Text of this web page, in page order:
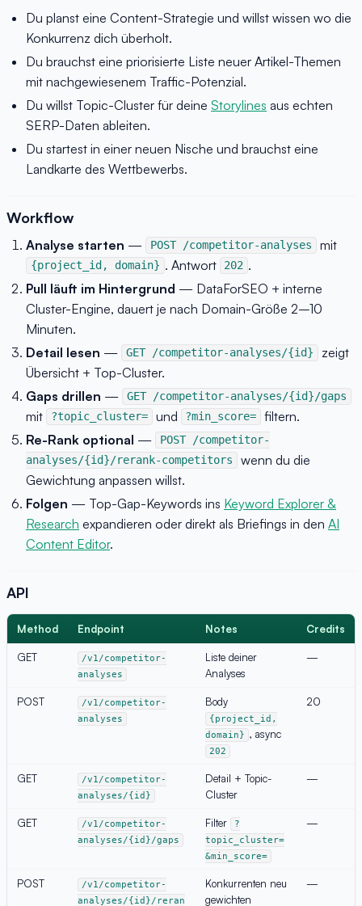
Du planst eine Content-Strategie und willst wissen wo die
Konkurrenz dich überholt.
Du brauchst eine priorisierte Liste neuer Artikel-Themen
mit nachgewiesenem Traffic-Potenzial.
Du willst Topic-Cluster für deine Storylines aus echten
SERP-Daten ableiten.
Du startest in einer neuen Nische und brauchst eine
Landkarte des Wettbewerbs.
Workflow
Analyse starten — POST /competitor-analyses mit
{project_id, domain} . Antwort 202 .
Pull läuft im Hintergrund — DataForSEO + interne
Cluster-Engine, dauert je nach Domain-Größe 2–10
Minuten.
Detail lesen — GET /competitor-analyses/{id}
zeigt
Übersicht + Top-Cluster.
Gaps drillen — GET /competitor-analyses/{id}/gaps
mit ?topic_cluster= und ?min_score=
filtern.
Re-Rank optional —
POST /competitor-
analyses/{id}/rerank-competitors
wenn du die
Gewichtung anpassen willst.
Folgen — Top-Gap-Keywords ins Keyword Explorer &
Research expandieren oder direkt als Briefings in den AI
Content Editor.
API
Method Endpoint Notes Credits
GET
/v1/competitor-
analyses
Liste deiner
Analyses
—
POST
/v1/competitor-
analyses
Body
{project_id,
domain} , async
202
20
GET
/v1/competitor-
analyses/{id}
Detail + Topic-
Cluster
—
GET
/v1/competitor-
analyses/{id}/gaps
Filter
?
topic_cluster=
&min_score=
—
POST
/v1/competitor-
analyses/{id}/reran
Konkurrenten neu
gewichten
—